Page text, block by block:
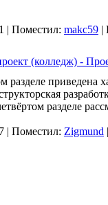
| Поместил: makc59 |
(колледж) -
приведена
разделе
| Поместил: Zigmund